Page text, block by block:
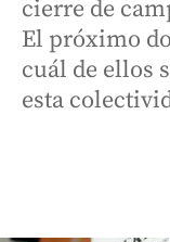
cierre de
El próximo
cuál de ellos
esta